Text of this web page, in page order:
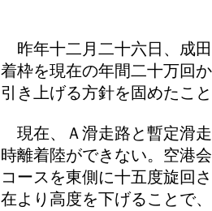
昨年十二月二十六日、成
着枠を現在の年間二十万回
引き上げる方針を固めたこ
現在、Ａ滑走路と暫定滑
時離着陸ができない。空港
コースを東側に十五度旋回
在より高度を下げることで